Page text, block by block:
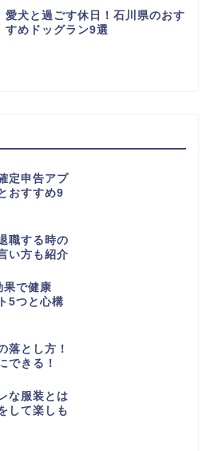
愛犬と過ごす休日！石川県のおす
すめドッグラン9選
定申告アプ
おすすめ9
職する時の
い方も紹介
果で健康
5つと心構
落とし方！
できる！
な服装とは
して楽しも